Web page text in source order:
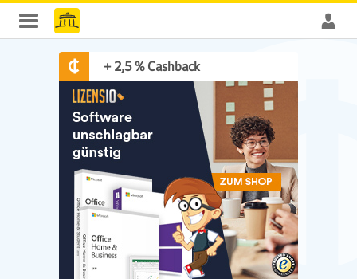
+ 2,5 % Cashback